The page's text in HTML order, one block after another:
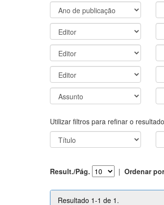
Utilizar filtros para refinar o
Result./Pág. | Ordenar por
Resultado 1-1 de 1.